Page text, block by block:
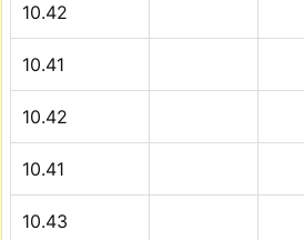
10.42
10.41
10.42
10.41
10.43